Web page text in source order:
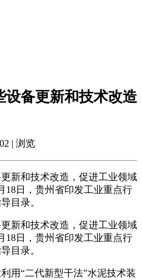
备更新和技术改造
| 浏览
和技术改造，促进工业领域
18日，贵州省印发工业重点行
目录。
和技术改造，促进工业领域
18日，贵州省印发工业重点行
目录。
“二代新型干法”水泥技术装